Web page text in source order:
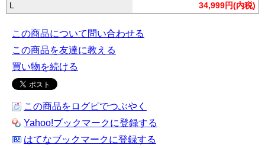
L 34,999円(内税)
この商品について問い合わせる
この商品を友達に教える
買い物を続ける
この商品をログピでつぶやく
Yahoo!ブックマークに登録する
はてなブックマークに登録する